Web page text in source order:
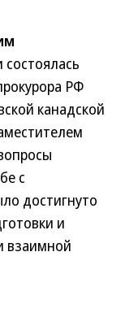
РФ
канадской
с
достигнуто
и
взаимной